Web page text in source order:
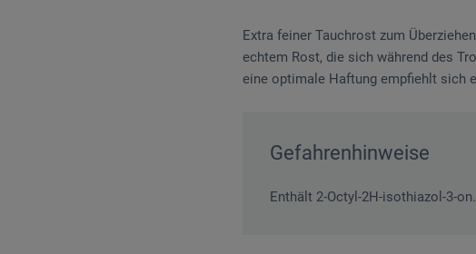
Extra feiner Tauchrost zum
echtem Rost, die sich während des
eine optimale Haftung empfiehlt sich
Gefahrenhinweise
Enthält 2-Octyl-2H-isothiazol-3-